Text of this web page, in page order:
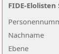
Nachname
Ebene
FIDE-Elolisten